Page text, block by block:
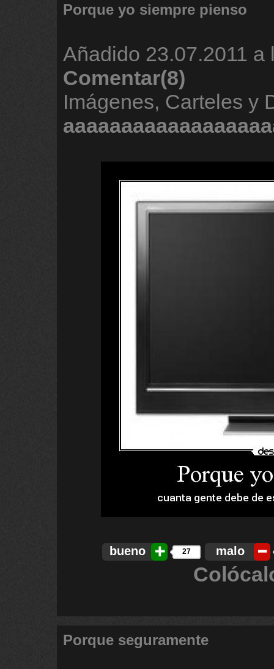
Porque yo siempre pienso
Añadido 23.07.2011 a
Comentar(8)
Imágenes, Carteles y
bueno 27 malo
Porque seguramente